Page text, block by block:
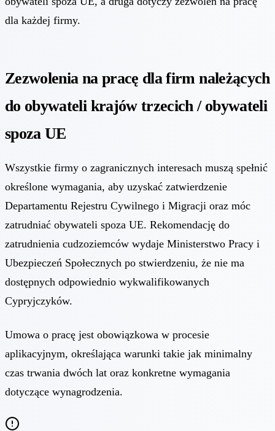
dla każdej firmy.
Zezwolenia na pracę dla firm należących
do obywateli krajów trzecich / obywateli
spoza UE
Wszystkie firmy o zagranicznych interesach muszą spełnić
określone wymagania, aby uzyskać zatwierdzenie
Departamentu Rejestru Cywilnego i Migracji oraz móc
zatrudniać obywateli spoza UE. Rekomendację do
zatrudnienia cudzoziemców wydaje Ministerstwo Pracy i
Ubezpieczeń Społecznych po stwierdzeniu, że nie ma
dostępnych odpowiednio wykwalifikowanych
Cypryjczyków.
Umowa o pracę jest obowiązkowa w procesie
aplikacyjnym, określająca warunki takie jak minimalny
czas trwania dwóch lat oraz konkretne wymagania
dotyczące wynagrodzenia.